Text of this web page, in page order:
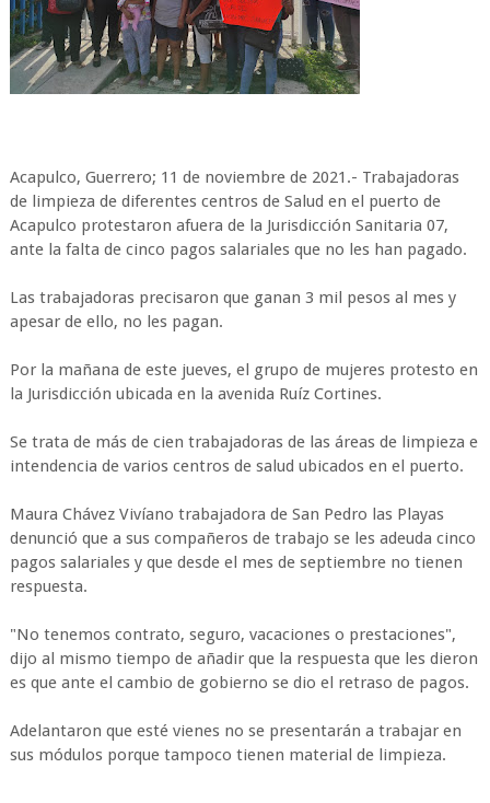
Acapulco, Guerrero; 11 de noviembre de 2021.- Trabajadoras
de limpieza de diferentes centros de Salud en el puerto de
Acapulco protestaron afuera de la Jurisdicción Sanitaria 07,
ante la falta de cinco pagos salariales que no les han pagado.
Las trabajadoras precisaron que ganan 3 mil pesos al mes y
apesar de ello, no les pagan.
Por la mañana de este jueves, el grupo de mujeres protesto en
la Jurisdicción ubicada en la avenida Ruíz Cortines.
Se trata de más de cien trabajadoras de las áreas de limpieza e
intendencia de varios centros de salud ubicados en el puerto.
Maura Chávez Vivíano trabajadora de San Pedro las Playas
denunció que a sus compañeros de trabajo se les adeuda cinco
pagos salariales y que desde el mes de septiembre no tienen
respuesta.
"No tenemos contrato, seguro, vacaciones o prestaciones",
dijo al mismo tiempo de añadir que la respuesta que les dieron
es que ante el cambio de gobierno se dio el retraso de pagos.
Adelantaron que esté vienes no se presentarán a trabajar en
sus módulos porque tampoco tienen material de limpieza.